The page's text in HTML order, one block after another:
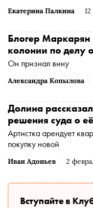
Екатерина Палкина
Александра Копылова
Блогер Маркарян
колонии по делу
Он признал вину
Иван Адоньев 2
Долина
решения суда о
Артистка арендует
покупку новой
Вступайте в